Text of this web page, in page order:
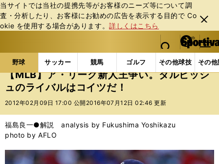
当サイトでは当社の提携先等がお客様のニーズ等について調
査・分析したり、お客様にお勧めの広告を表⽰する⽬的で Co
okie を使⽤する場合があります。詳しくはこちら
閉じ
る
web Sportiva (webスポルティーバ)
検索
マイペ
ー
ジ
メニュ
野球 サッカー 競馬 ゴルフ その他球技 その
b
ス
ポ
ル
バ
野球の記事一覧 MLB 福島良一 【MLB】ア・リ
【MLB】ア・リーグ新人王争い。ダルビッシ
ュのライバルはコイツだ！
2012年02月09日 17:00 公開 2016年07月12日 02:46 更新
福島良一●解説 analysis by Fukushima Yoshikazu
photo by AFLO